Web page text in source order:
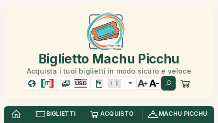
Biglietto Machu Picchu
Acquista i tuoi biglietti in modo sicuro e veloce
IT USD
BIGLIETTI ACQUISTO
MACHU PICCHU